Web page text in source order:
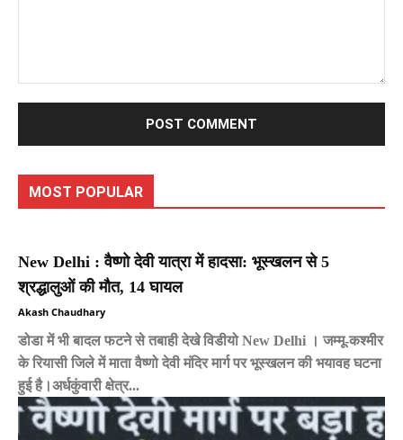
MOST POPULAR
New Delhi : वैष्णो देवी यात्रा में हादसा: भूस्खलन से 5
श्रद्धालुओं की मौत, 14 घायल
Akash Chaudhary
डोडा में भी बादल फटने से तबाही देखे विडीयो New Delhi । जम्मू-कश्मीर
के रियासी जिले में माता वैष्णो देवी मंदिर मार्ग पर भूस्खलन की भयावह घटना
हुई है।अर्धकुंवारी क्षेत्र...